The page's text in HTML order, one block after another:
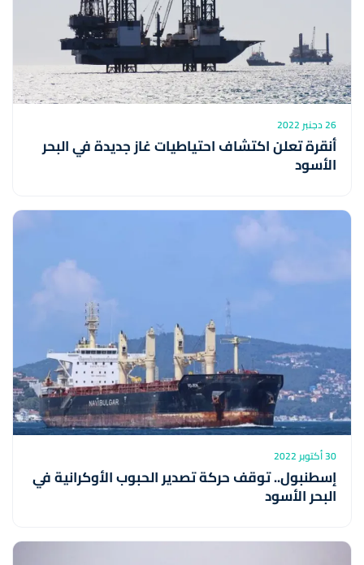
26 دجنبر 2022
أنقرة تعلن اكتشاف احتياطيات غاز جديدة في البحر
الأسود
30 أكتوبر 2022
إسطنبول.. توقف حركة تصدير الحبوب الأوكرانية في
البحر الأسود